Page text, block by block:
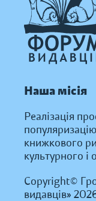
Наша місія
Реалізація
книжкового
культурного і
Copyright©
видавців»